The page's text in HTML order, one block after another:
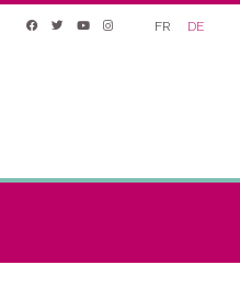
FR DE